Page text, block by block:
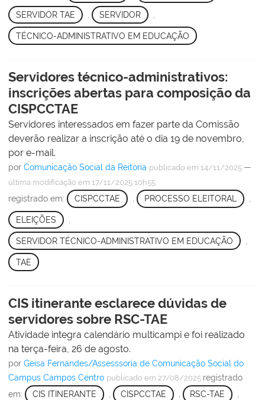
SERVIDOR TAE SERVIDOR
TÉCNICO-ADMINISTRATIVO EM EDUCAÇÃO
Servidores técnico-administrativos:
inscrições abertas para composição da
CISPCCTAE
Servidores interessados em fazer parte da Comissão
deverão realizar a inscrição até o dia 19 de novembro,
por e-mail.
por Comunicação Social da Reitoria publicado em 14/11/2025 —
última modificação em 17/11/2025 10h55
registrado em: CISPCCTAE , PROCESSO ELEITORAL ,
ELEIÇÕES
SERVIDOR TÉCNICO-ADMINISTRATIVO EM EDUCAÇÃO
TAE
CIS itinerante esclarece dúvidas de
servidores sobre RSC-TAE
Atividade integra calendário multicampi e foi realizado
na terça-feira, 26 de agosto.
por Geisa Fernandes/Assesssoria de Comunicação Social do
Campus Campos Centro publicado em 27/08/2025 registrado
em:
CIS ITINERANTE , CISPCCTAE , RSC-TAE ,